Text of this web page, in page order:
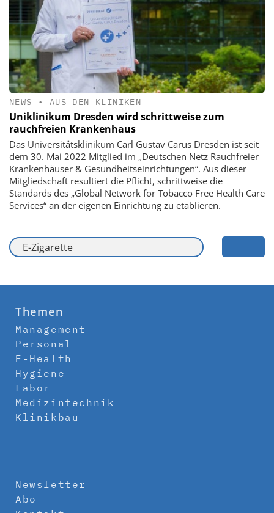
NEWS • AUS DEN KLINIKEN
Uniklinikum Dresden wird schrittweise zum
rauchfreien Krankenhaus
Das Universitätsklinikum Carl Gustav Carus Dresden ist seit
dem 30. Mai 2022 Mitglied im „Deutschen Netz Rauchfreier
Krankenhäuser & Gesundheitseinrichtungen“. Aus dieser
Mitgliedschaft resultiert die Pflicht, schrittweise die
Standards des „Global Network for Tobacco Free Health Care
Services“ an der eigenen Einrichtung zu etablieren.
Themen
Management
Personal
E-Health
Hygiene
Labor
Medizintechnik
Klinikbau
Newsletter
Abo